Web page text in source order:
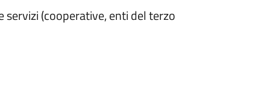
(cooperative, enti del terzo